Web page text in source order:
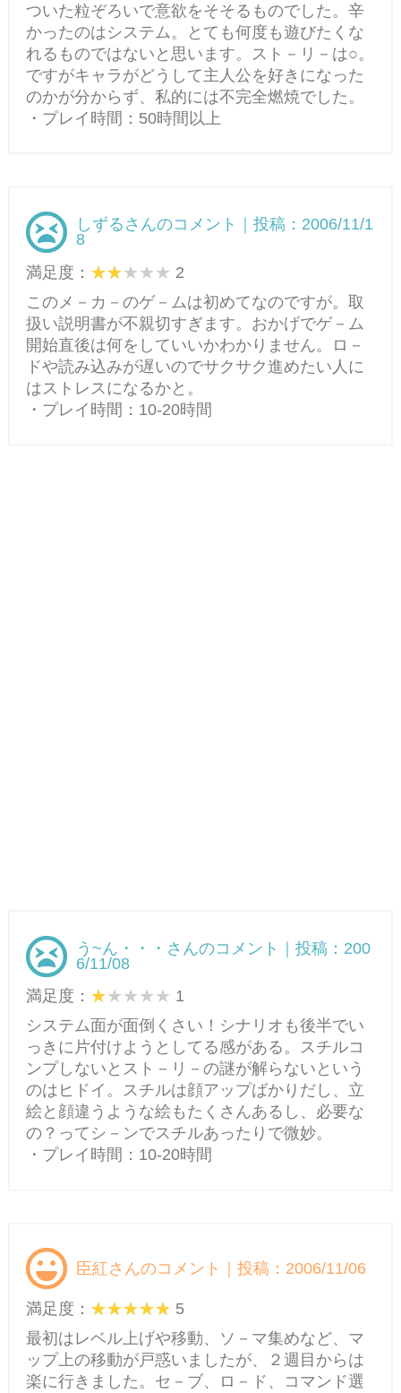
ついた粒ぞろいで意欲をそそるものでした。辛
かったのはシステム。とても何度も遊びたくな
れるものではないと思います。スト－リ－は○。
ですがキャラがどうして主人公を好きになった
のかが分からず、私的には不完全燃焼でした。
・プレイ時間：50時間以上
しずるさんのコメント｜投稿：2006/11/1
8
満足度：
2
このメ－カ－のゲ－ムは初めてなのですが。取
扱い説明書が不親切すぎます。おかげでゲ－ム
開始直後は何をしていいかわかりません。ロ－
ドや読み込みが遅いのでサクサク進めたい人に
はストレスになるかと。
・プレイ時間：10-20時間
う~ん・・・さんのコメント｜投稿：200
6/11/08
満足度：
1
システム面が面倒くさい！シナリオも後半でい
っきに片付けようとしてる感がある。スチルコ
ンプしないとスト－リ－の謎が解らないという
のはヒドイ。スチルは顔アップばかりだし、立
絵と顔違うような絵もたくさんあるし、必要な
の？ってシ－ンでスチルあったりで微妙。
・プレイ時間：10-20時間
臣紅さんのコメント｜投稿：2006/11/06
満足度：
5
最初はレベル上げや移動、ソ－マ集めなど、マ
ップ上の移動が戸惑いましたが、２週目からは
楽に行きました。セ－ブ、ロ－ド、コマンド選